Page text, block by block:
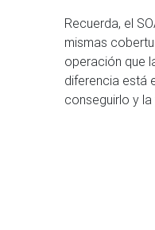
Recuerda, el
mismas
operación que
diferencia está
conseguirlo y